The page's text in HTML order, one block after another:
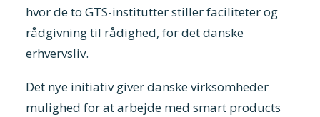
hvor de to GTS-institutter stiller faciliteter og
rådgivning til rådighed, for det danske
erhvervsliv.
Det nye initiativ giver danske virksomheder
mulighed for at arbejde med smart products